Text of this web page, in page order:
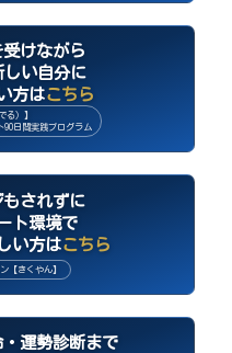
けながら
い自分に
方はこちら
る）】
90日間実践プログラム
されずに
ト環境で
い方はこちら
【きくやん】
運勢診断まで